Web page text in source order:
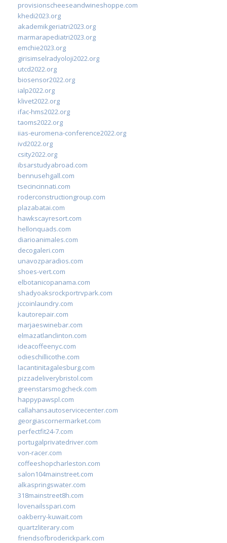
provisionscheeseandwineshoppe.com
khedi2023.org
akademikgeriatri2023.org
marmarapediatri2023.org
emchie2023.org
girisimselradyoloji2022.org
utcd2022.org
biosensor2022.org
ialp2022.org
klivet2022.org
ifac-hms2022.org
taoms2022.org
iias-euromena-conference2022.org
ivd2022.org
csity2022.org
ibsarstudyabroad.com
bennusehgall.com
tsecincinnati.com
roderconstructiongroup.com
plazabatai.com
hawkscayresort.com
hellonquads.com
diarioanimales.com
decogaleri.com
unavozparadios.com
shoes-vert.com
elbotanicopanama.com
shadyoaksrockportrvpark.com
jccoinlaundry.com
kautorepair.com
marjaeswinebar.com
elmazatlanclinton.com
ideacoffeenyc.com
odieschillicothe.com
lacantinitagalesburg.com
pizzadeliverybristol.com
greenstarsmogcheck.com
happypawspl.com
callahansautoservicecenter.com
georgiascornermarket.com
perfectfit24-7.com
portugalprivatedriver.com
von-racer.com
coffeeshopcharleston.com
salon104mainstreet.com
alkaspringswater.com
318mainstreet8h.com
lovenailsspari.com
oakberry-kuwait.com
quartzliterary.com
friendsofbroderickpark.com